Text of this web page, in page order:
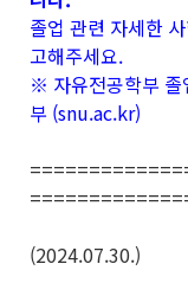
졸업 관련 자세한
고해주세요.
※ 자유전공학부 졸
부 (snu.ac.kr)
(2024.07.30.)